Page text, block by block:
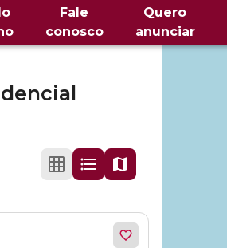
Fale
conosco
Quero
anunciar